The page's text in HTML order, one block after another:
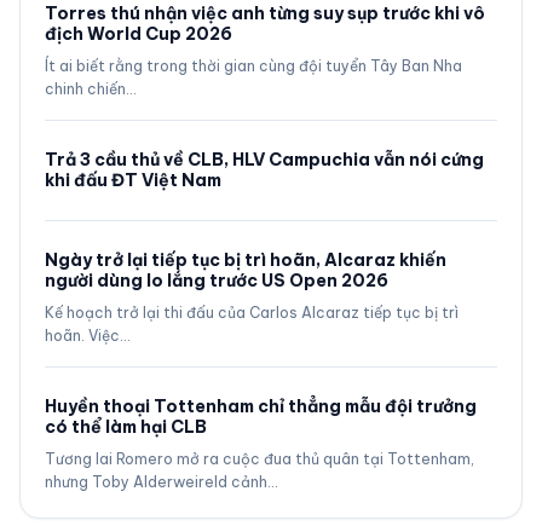
Torres thú nhận việc anh từng suy sụp trước khi vô
địch World Cup 2026
Ít ai biết rằng trong thời gian cùng đội tuyển Tây Ban Nha
chinh chiến…
Trả 3 cầu thủ về CLB, HLV Campuchia vẫn nói cứng
khi đấu ĐT Việt Nam
Ngày trở lại tiếp tục bị trì hoãn, Alcaraz khiến
người dùng lo lắng trước US Open 2026
Kế hoạch trở lại thi đấu của Carlos Alcaraz tiếp tục bị trì
hoãn. Việc…
Huyền thoại Tottenham chỉ thẳng mẫu đội trưởng
có thể làm hại CLB
Tương lai Romero mở ra cuộc đua thủ quân tại Tottenham,
nhưng Toby Alderweireld cảnh…